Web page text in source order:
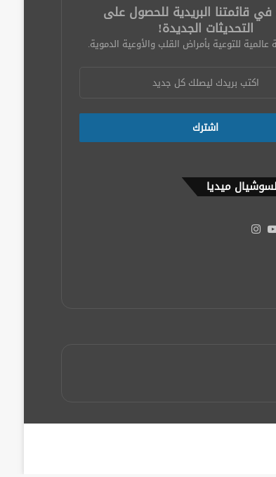
قائمتنا البريدية للحصول على
التحديثات الجديدة!
عالمية للتوعية بأمراض القلب والأوعية الدموية.
ميديا
‫YouTube